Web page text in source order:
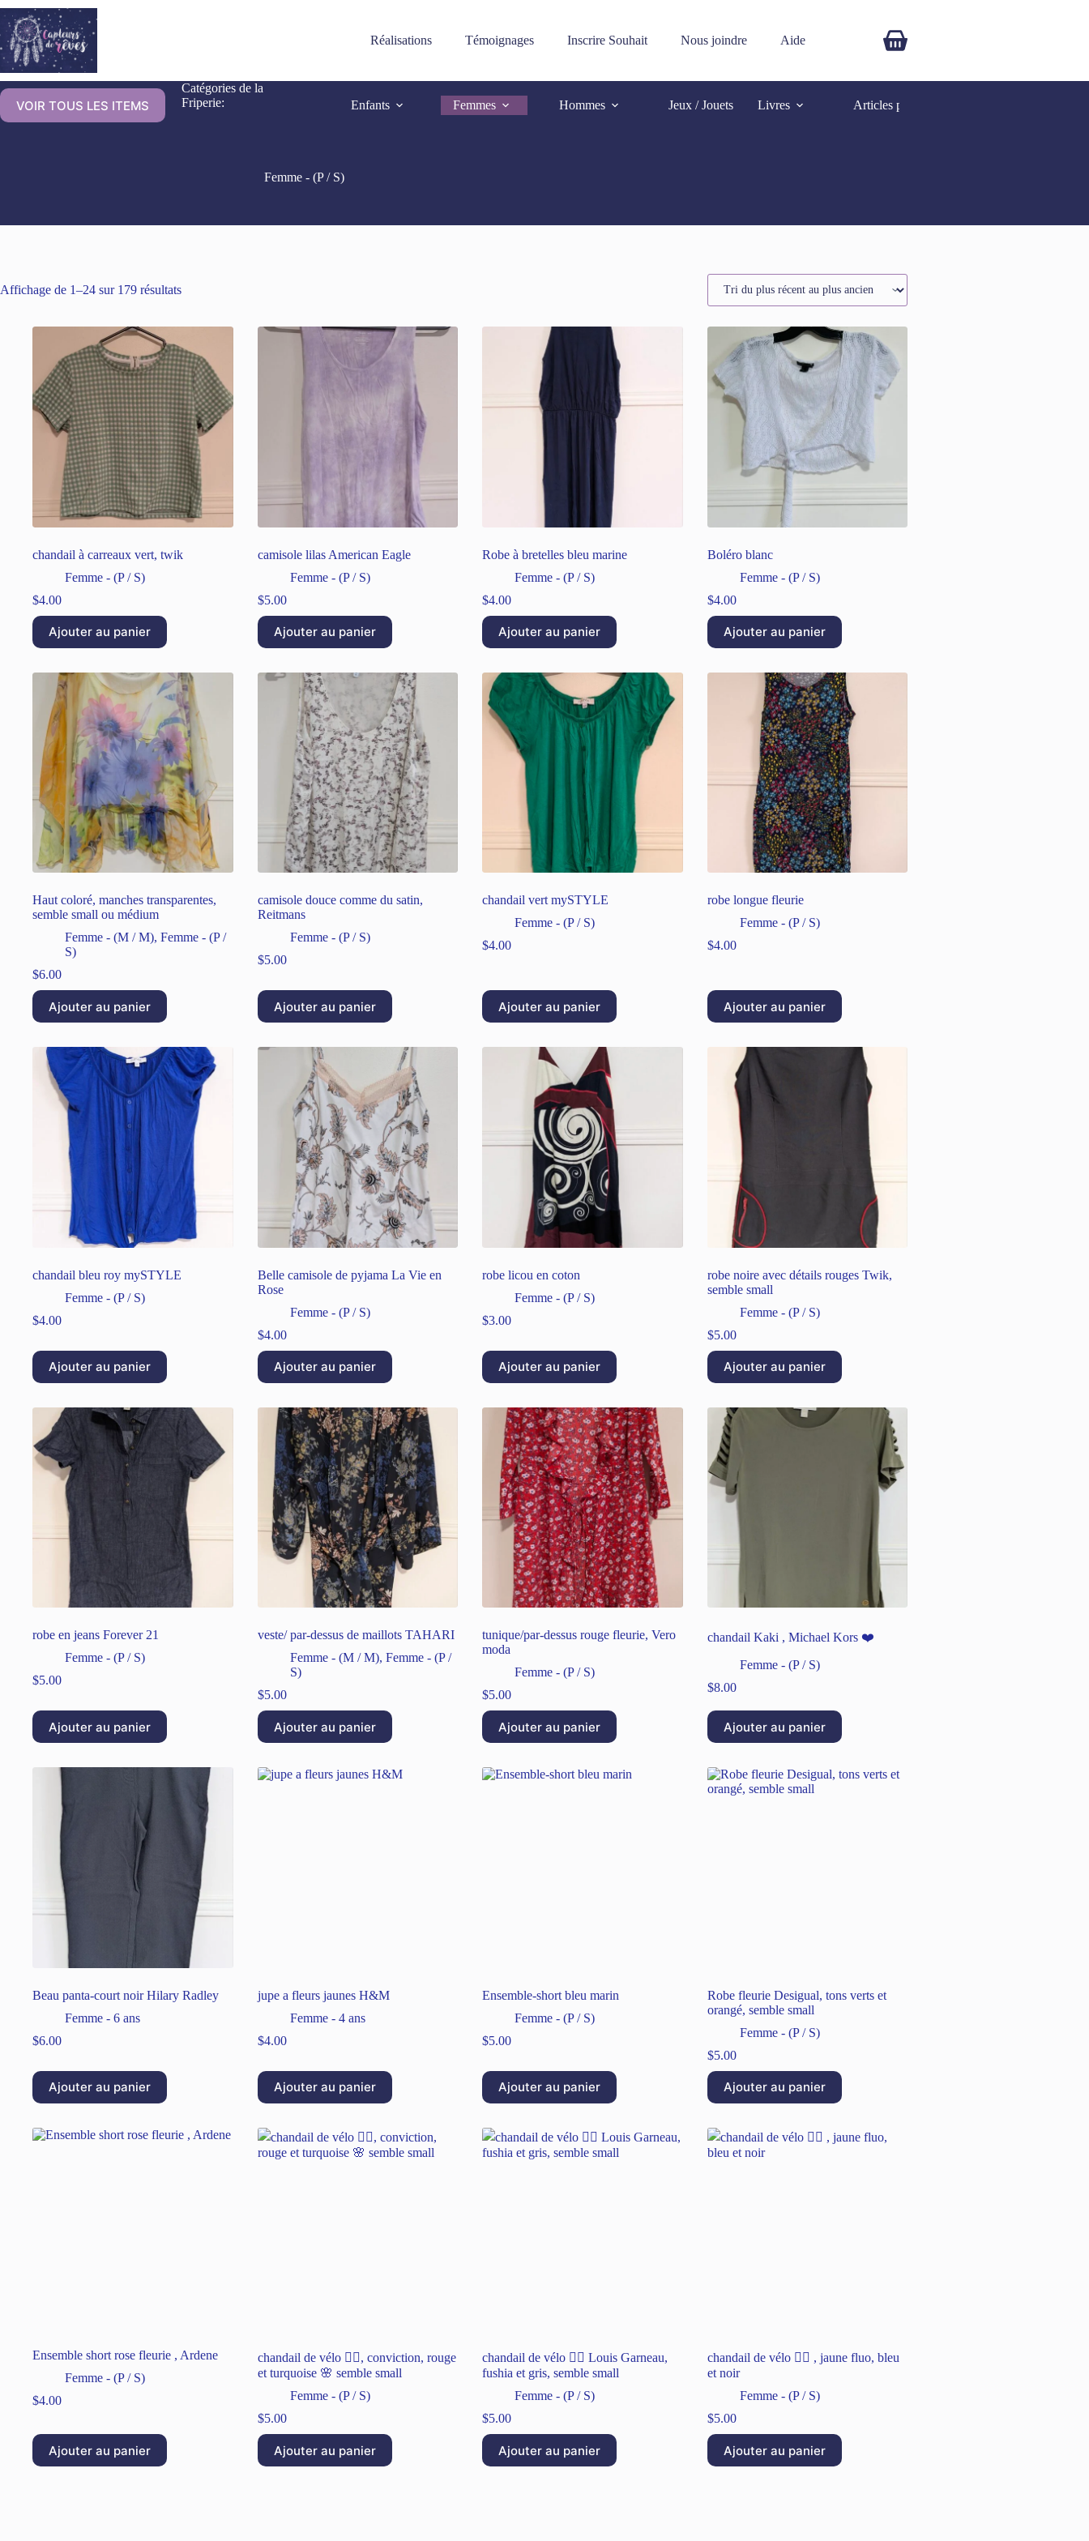
Réalisations Témoignages Inscrire Souhait Nous joindre Aide
VOIR TOUS LES ITEMS
Catégories de la
Friperie:
Enfants Femmes Hommes Jeux / Jouets Livres Articles promotionnels
Femme - (P / S)
Affichage de 1–24 sur 179 résultats
chandail à carreaux vert, twik
Femme - (P / S)
$4.00
Ajouter au panier
camisole lilas American Eagle
Femme - (P / S)
$5.00
Ajouter au panier
Robe à bretelles bleu marine
Femme - (P / S)
$4.00
Ajouter au panier
Boléro blanc
Femme - (P / S)
$4.00
Ajouter au panier
Haut coloré, manches transparentes,
semble small ou médium
Femme - (M / M), Femme - (P /
S)
$6.00
Ajouter au panier
camisole douce comme du satin,
Reitmans
Femme - (P / S)
$5.00
Ajouter au panier
chandail vert mySTYLE
Femme - (P / S)
$4.00
Ajouter au panier
robe longue fleurie
Femme - (P / S)
$4.00
Ajouter au panier
chandail bleu roy mySTYLE
Femme - (P / S)
$4.00
Ajouter au panier
Belle camisole de pyjama La Vie en
Rose
Femme - (P / S)
$4.00
Ajouter au panier
robe licou en coton
Femme - (P / S)
$3.00
Ajouter au panier
robe noire avec détails rouges Twik,
semble small
Femme - (P / S)
$5.00
Ajouter au panier
robe en jeans Forever 21
Femme - (P / S)
$5.00
Ajouter au panier
veste/ par-dessus de maillots TAHARI
Femme - (M / M), Femme - (P /
S)
$5.00
Ajouter au panier
tunique/par-dessus rouge fleurie, Vero
moda
Femme - (P / S)
$5.00
Ajouter au panier
chandail Kaki , Michael Kors ❤️
Femme - (P / S)
$8.00
Ajouter au panier
Beau panta-court noir Hilary Radley
Femme - 6 ans
$6.00
Ajouter au panier
jupe a fleurs jaunes H&M
Femme - 4 ans
$4.00
Ajouter au panier
Ensemble-short bleu marin
Femme - (P / S)
$5.00
Ajouter au panier
Robe fleurie Desigual, tons verts et
orangé, semble small
Femme - (P / S)
$5.00
Ajouter au panier
Ensemble short rose fleurie , Ardene
Femme - (P / S)
$4.00
Ajouter au panier
chandail de vélo 🚴‍♀️, conviction, rouge
et turquoise 🌸 semble small
Femme - (P / S)
$5.00
Ajouter au panier
chandail de vélo 🚴‍♀️ Louis Garneau,
fushia et gris, semble small
Femme - (P / S)
$5.00
Ajouter au panier
chandail de vélo 🚴‍♀️ , jaune fluo, bleu
et noir
Femme - (P / S)
$5.00
Ajouter au panier